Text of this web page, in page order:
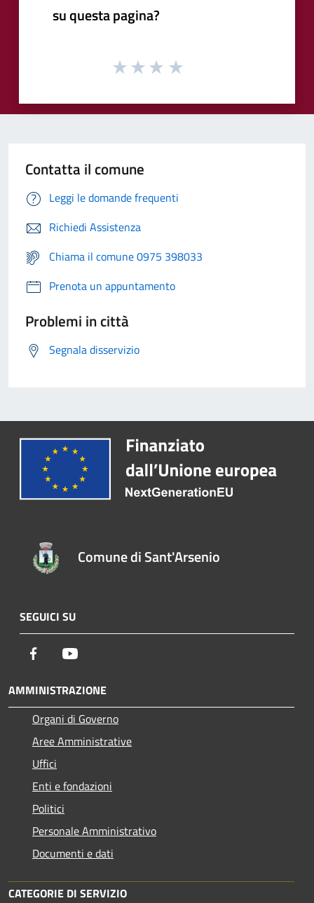
su questa pagina?
Contatta il comune
Leggi le domande frequenti
Richiedi Assistenza
Chiama il comune 0975 398033
Prenota un appuntamento
Problemi in città
Segnala disservizio
Comune di Sant'Arsenio
SEGUICI SU
Facebook
AMMINISTRAZIONE
Organi di Governo
Aree Amministrative
Uffici
Enti e fondazioni
Politici
Personale Amministrativo
Documenti e dati
CATEGORIE DI SERVIZIO